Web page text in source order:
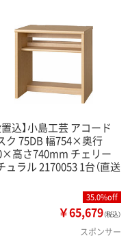
置込】小島工芸 アコード
ク 75DB 幅754×奥行
高さ740mm チェリー
ュラル 2170053 1台（直送
35.0%off
￥65,679（税込）
スポンサー